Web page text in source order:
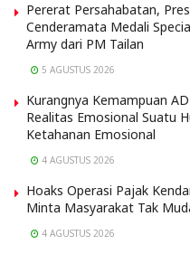
Pererat Persahabatan,
Cenderamata Medali
Army dari PM Tailan
5 AGUSTUS 2026
Kurangnya Kemampuan
Realitas Emosional Suatu
Ketahanan Emosional
4 AGUSTUS 2026
Hoaks Operasi Pajak
Minta Masyarakat Tak
4 AGUSTUS 2026